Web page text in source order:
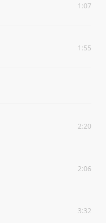
1:07
1:55
2:20
2:06
3:32